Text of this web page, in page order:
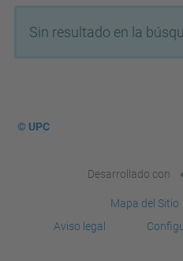
Sin resultado en la
© UPC
Desarrollado con
Mapa del Sitio
Aviso legal